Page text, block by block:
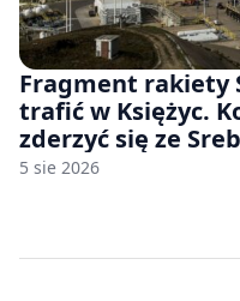
Fragment rakiety
trafić w Księżyc.
zderzyć się ze
prędkością 8690
5 sie 2026